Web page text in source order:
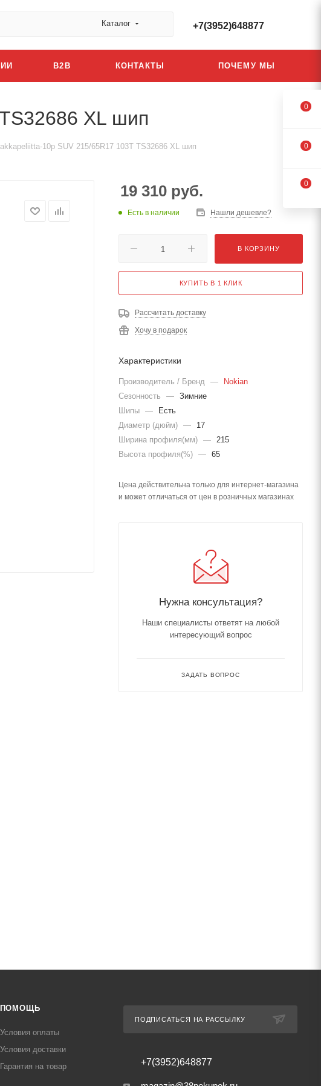
Каталог +7(3952)648877
B2B КОНТАКТЫ ПОЧЕМУ МЫ
XL шип
10p SUV 215/65R17 103T TS32686 XL шип
19 310 руб.
Есть в наличии Нашли дешевле?
В КОРЗИНУ
КУПИТЬ В 1 КЛИК
Рассчитать доставку
Хочу в подарок
Характеристики
Производитель / Бренд —
Nokian
Сезонность
— Зимние
Шипы —
Есть
Диаметр (дюйм) —
17
Ширина профиля(мм) — 215
Высота профиля(%) — 65
Цена действительна только для интернет-магазина
и может отличаться от цен в розничных магазинах
Нужна консультация?
Наши специалисты ответят на любой
интересующий вопрос
ЗАДАТЬ ВОПРОС
ПОМОЩЬ
Условия оплаты
Условия доставки
Гарантия на товар
ПОДПИСАТЬСЯ НА РАССЫЛКУ
+7(3952)648877
0
0
0